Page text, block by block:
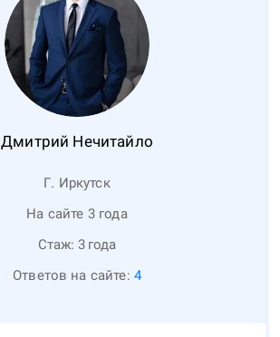
Дмитрий Нечитайло
Г. Иркутск
На сайте 3 года
Стаж: 3 года
Ответов на сайте: 4